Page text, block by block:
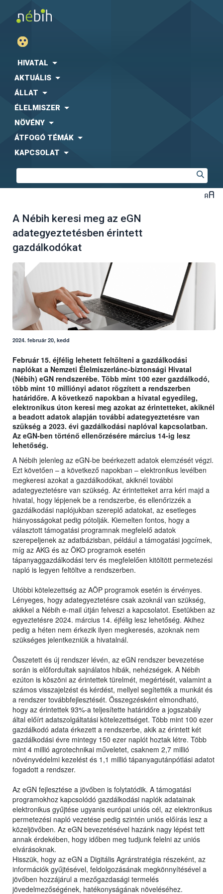
HIVATAL
AKTUÁLIS
ÁLLAT
ÉLELMISZER
NÖVÉNY
ÁTFOGÓ TÉMÁK
KAPCSOLAT
A Nébih keresi meg az eGN
adategyeztetésben érintett
gazdálkodókat
2024. február 20, kedd
Február 15. éjfélig lehetett feltölteni a gazdálkodási
naplókat a Nemzeti Élelmiszerlánc-biztonsági Hivatal
(Nébih) eGN rendszerébe. Több mint 100 ezer gazdálkodó,
több mint 10 milliónyi adatot rögzített a rendszerben
határidőre. A következő napokban a hivatal egyedileg,
elektronikus úton keresi meg azokat az érintetteket, akiknél
a beadott adatok alapján további adategyeztetésre van
szükség a 2023. évi gazdálkodási naplóval kapcsolatban.
Az eGN-ben történő ellenőrzésére március 14-ig lesz
lehetőség.
A Nébih jelenleg az eGN-be beérkezett adatok elemzését végzi.
Ezt követően – a következő napokban – elektronikus levélben
megkeresi azokat a gazdálkodókat, akiknél további
adategyeztetésre van szükség. Az érintetteket arra kéri majd a
hivatal, hogy lépjenek be a rendszerbe, és ellenőrizzék a
gazdálkodási naplójukban szereplő adatokat, az esetleges
hiányosságokat pedig pótolják. Kiemelten fontos, hogy a
választott támogatási programnak megfelelő adatok
szerepeljenek az adatbázisban, például a támogatási jogcímek,
míg az AKG és az ÖKO programok esetén
tápanyaggazdálkodási terv és megfelelően kitöltött permetezési
napló is legyen feltöltve a rendszerben.
Utóbbi kötelezettség az AÖP programok esetén is érvényes.
Lényeges, hogy adategyeztetésre csak azoknál van szükség,
akikkel a Nébih e-mail útján felveszi a kapcsolatot. Esetükben az
egyeztetésre 2024. március 14. éjfélig lesz lehetőség. Akihez
pedig a héten nem érkezik ilyen megkeresés, azoknak nem
szükséges jelentkezniük a hivatalnál.
Összetett és új rendszer lévén, az eGN rendszer bevezetése
során is előfordultak sajnálatos hibák, nehézségek. A Nébih
ezúton is köszöni az érintettek türelmét, megértését, valamint a
számos visszajelzést és kérdést, mellyel segítették a munkát és
a rendszer továbbfejlesztését. Összegzésként elmondható,
hogy az érintettek 93%-a teljesítette határidőre a jogszabály
által előírt adatszolgáltatási kötelezettséget. Több mint 100 ezer
gazdálkodó adata érkezett a rendszerbe, akik az érintett két
gazdálkodási évre mintegy 150 ezer naplót hoztak létre. Több
mint 4 millió agrotechnikai műveletet, csaknem 2,7 millió
növényvédelmi kezelést és 1,1 millió tápanyagutánpótlási adatot
fogadott a rendszer.
Az eGN fejlesztése a jövőben is folytatódik. A támogatási
programokhoz kapcsolódó gazdálkodási naplók adatainak
elektronikus gyűjtése ugyanis európai uniós cél, az elektronikus
permetezési napló vezetése pedig szintén uniós előírás lesz a
közeljövőben. Az eGN bevezetésével hazánk nagy lépést tett
annak érdekében, hogy időben meg tudjunk felelni az uniós
elvárásoknak.
Hisszük, hogy az eGN a Digitális Agrárstratégia részeként, az
információk gyűjtésével, feldolgozásának megkönnyítésével a
jövőben hozzájárul a mezőgazdasági termelés
jövedelmezőségének, hatékonyságának növeléséhez.